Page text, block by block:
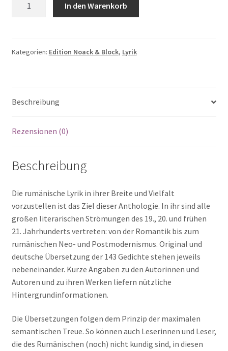
Rumänische
Romantik
zur
In den Warenkorb
Kategorien: Edition Noack & Block, Lyrik
Beschreibung
Rezensionen (0)
Beschreibung
Die rumänische Lyrik in ihrer Breite und Vielfalt
vorzustellen ist das Ziel dieser Anthologie. In ihr sind alle
großen literarischen Strömungen des 19., 20. und frühen
21. Jahrhunderts vertreten: von der Romantik bis zum
rumänischen Neo- und Postmodernismus. Original und
deutsche Übersetzung der 143 Gedichte stehen jeweils
nebeneinander. Kurze Angaben zu den Autorinnen und
Autoren und zu ihren Werken liefern nützliche
Hintergrundinformationen.
Die Übersetzungen folgen dem Prinzip der maximalen
semantischen Treue. So können auch Leserinnen und Leser,
die des Rumänischen (noch) nicht kundig sind, in diesen